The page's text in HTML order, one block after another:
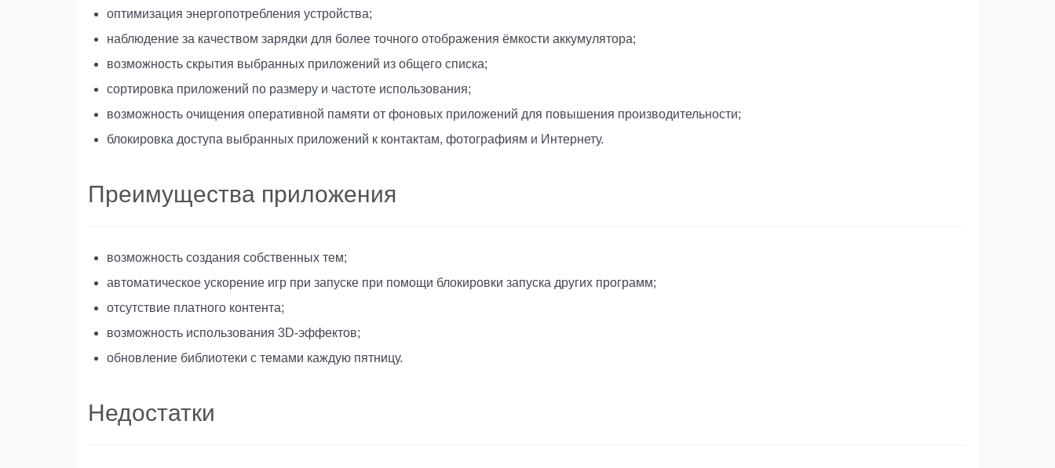
оптимизация энергопотребления устройства;
наблюдение за качеством зарядки для более точного отображения ёмкости аккумулятора;
возможность скрытия выбранных приложений из общего списка;
сортировка приложений по размеру и частоте использования;
возможность очищения оперативной памяти от фоновых приложений для повышения производительности;
блокировка доступа выбранных приложений к контактам, фотографиям и Интернету.
Преимущества приложения
возможность создания собственных тем;
автоматическое ускорение игр при запуске при помощи блокировки запуска других программ;
отсутствие платного контента;
возможность использования 3D-эффектов;
обновление библиотеки с темами каждую пятницу.
Недостатки